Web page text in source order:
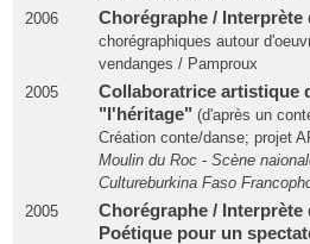
2006
Chorégraphe /
chorégraphiques autour
vendanges / Pamproux
2005
Collaboratrice artistique
"l'héritage" (d'après un
Création conte/danse; projet
Moulin du Roc - Scène
Cultureburkina Faso
2005
Chorégraphe / Interprète
Poétique pour un